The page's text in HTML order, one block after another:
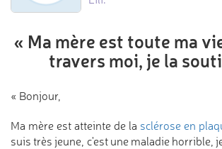
« Ma mère est toute ma
travers moi, je la
« Bonjour,
Ma mère est atteinte de la sclérose en
suis très jeune, c'est une maladie horrible,